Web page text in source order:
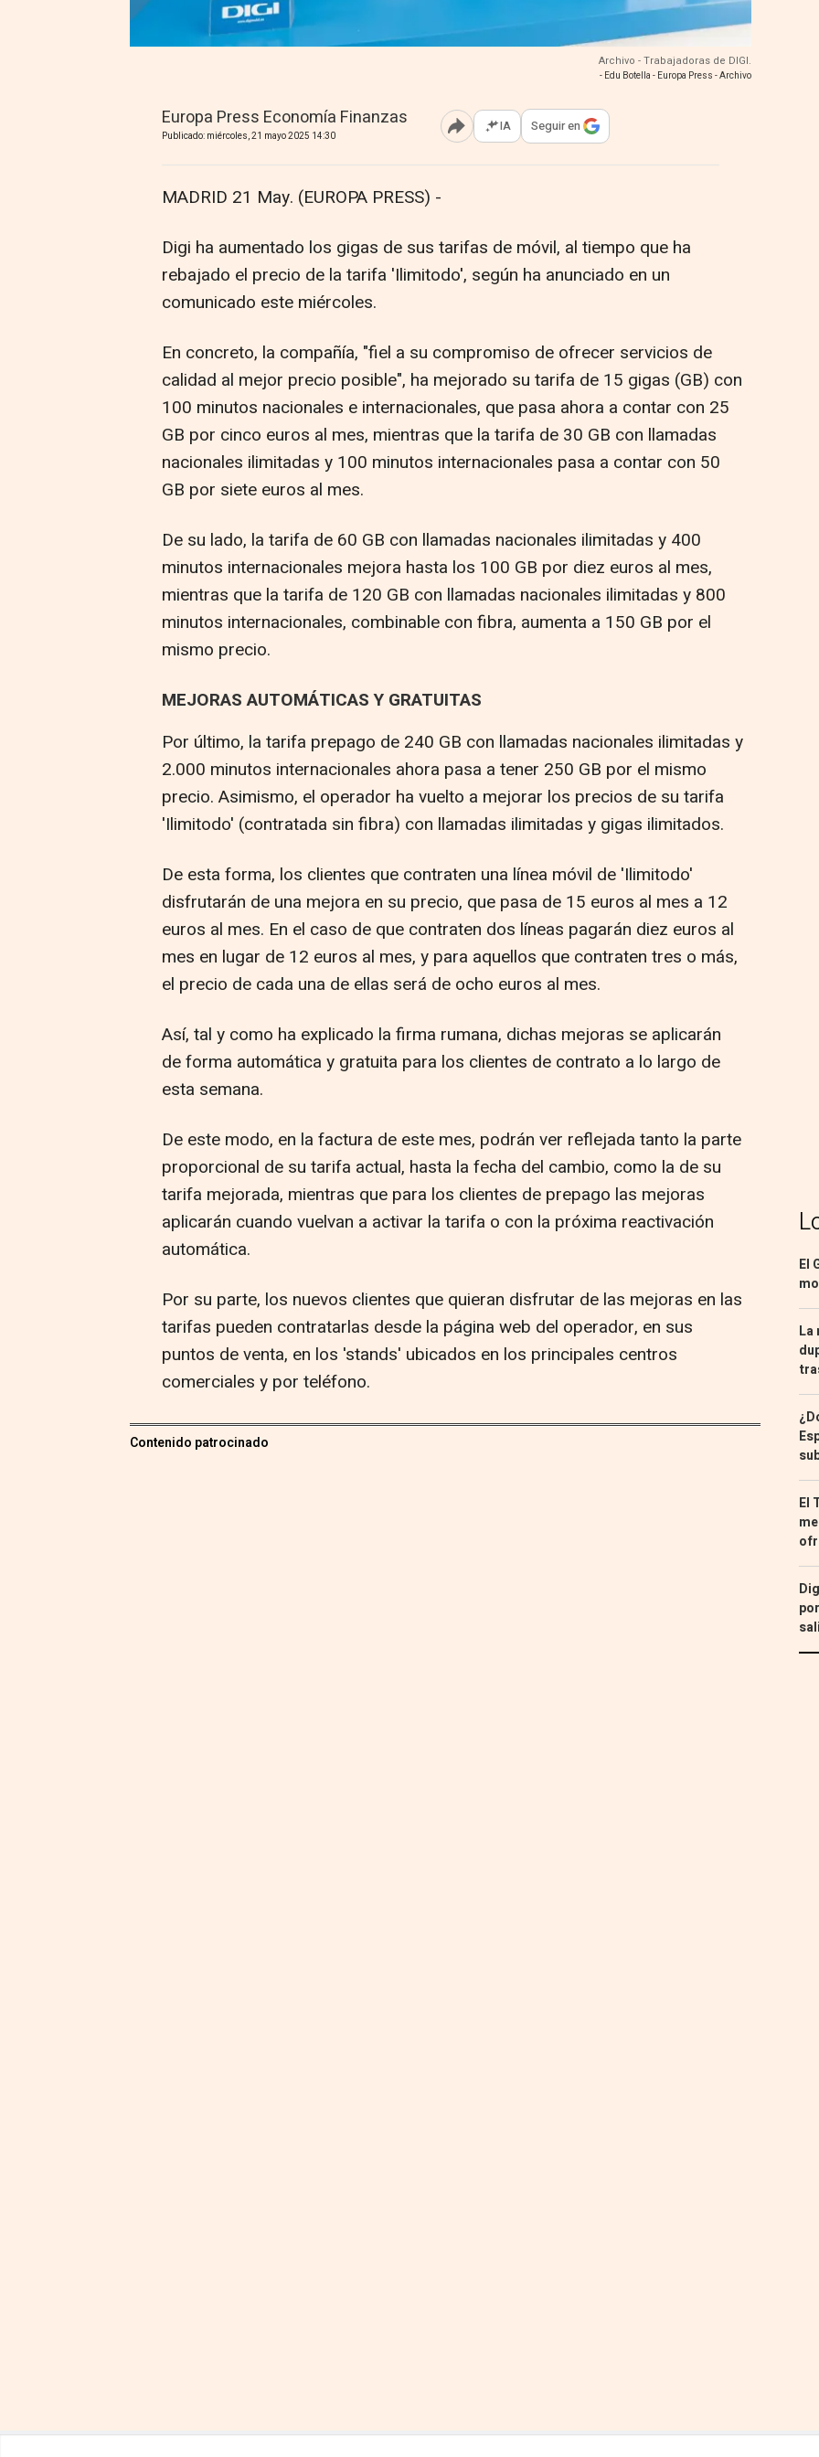
Archivo - Trabajadoras de DIGI.
- Edu Botella - Europa Press - Archivo
Europa Press Economía Finanzas
Publicado: miércoles, 21 mayo 2025 14:30 Abrir opciones para compartir
IA Seguir en
MADRID 21 May. (EUROPA PRESS) -
Digi ha aumentado los gigas de sus tarifas de móvil, al tiempo que ha
rebajado el precio de la tarifa 'Ilimitodo', según ha anunciado en un
comunicado este miércoles.
En concreto, la compañía, "fiel a su compromiso de ofrecer servicios de
calidad al mejor precio posible", ha mejorado su tarifa de 15 gigas (GB) con
100 minutos nacionales e internacionales, que pasa ahora a contar con 25
GB por cinco euros al mes, mientras que la tarifa de 30 GB con llamadas
nacionales ilimitadas y 100 minutos internacionales pasa a contar con 50
GB por siete euros al mes.
De su lado, la tarifa de 60 GB con llamadas nacionales ilimitadas y 400
minutos internacionales mejora hasta los 100 GB por diez euros al mes,
mientras que la tarifa de 120 GB con llamadas nacionales ilimitadas y 800
minutos internacionales, combinable con fibra, aumenta a 150 GB por el
mismo precio.
MEJORAS AUTOMÁTICAS Y GRATUITAS
Por último, la tarifa prepago de 240 GB con llamadas nacionales ilimitadas y
2.000 minutos internacionales ahora pasa a tener 250 GB por el mismo
precio. Asimismo, el operador ha vuelto a mejorar los precios de su tarifa
'Ilimitodo' (contratada sin fibra) con llamadas ilimitadas y gigas ilimitados.
De esta forma, los clientes que contraten una línea móvil de 'Ilimitodo'
disfrutarán de una mejora en su precio, que pasa de 15 euros al mes a 12
euros al mes. En el caso de que contraten dos líneas pagarán diez euros al
mes en lugar de 12 euros al mes, y para aquellos que contraten tres o más,
el precio de cada una de ellas será de ocho euros al mes.
Así, tal y como ha explicado la firma rumana, dichas mejoras se aplicarán
de forma automática y gratuita para los clientes de contrato a lo largo de
esta semana.
De este modo, en la factura de este mes, podrán ver reflejada tanto la parte
proporcional de su tarifa actual, hasta la fecha del cambio, como la de su
tarifa mejorada, mientras que para los clientes de prepago las mejoras
aplicarán cuando vuelvan a activar la tarifa o con la próxima reactivación
automática.
Por su parte, los nuevos clientes que quieran disfrutar de las mejoras en las
tarifas pueden contratarlas desde la página web del operador, en sus
puntos de venta, en los 'stands' ubicados en los principales centros
comerciales y por teléfono.
Contenido patrocinado
El
La
El